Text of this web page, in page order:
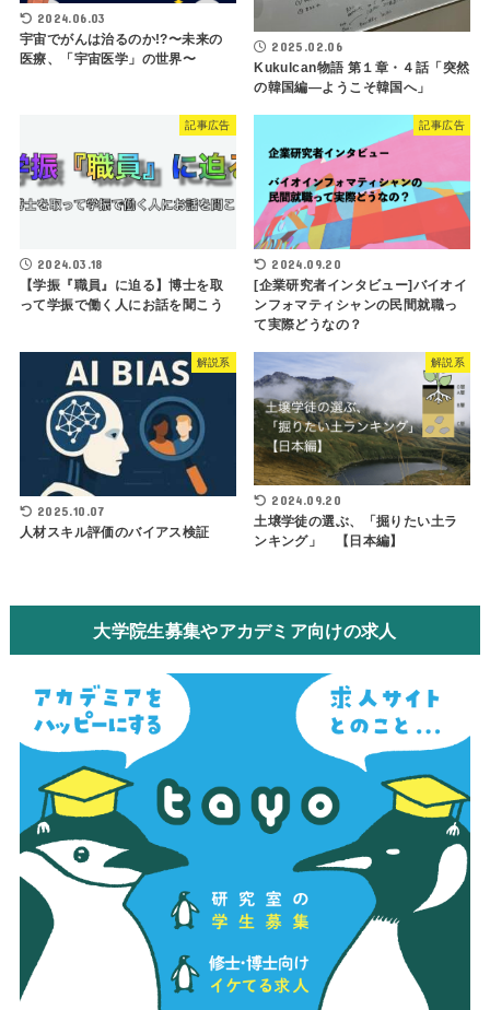
2024.06.03
宇宙でがんは治るのか!?〜未来の
医療、「宇宙医学」の世界〜
2025.02.06
Kukulcan物語 第１章・４話「突然
の韓国編―ようこそ韓国へ」
記事広告
2024.03.18
【学振『職員』に迫る】博士を取
って学振で働く人にお話を聞こう
記事広告
2024.09.20
[企業研究者インタビュー]バイオイ
ンフォマティシャンの民間就職っ
て実際どうなの？
解説系
2025.10.07
人材スキル評価のバイアス検証
解説系
2024.09.20
土壌学徒の選ぶ、「掘りたい土ラ
ンキング」 【日本編】
大学院生募集やアカデミア向けの求人